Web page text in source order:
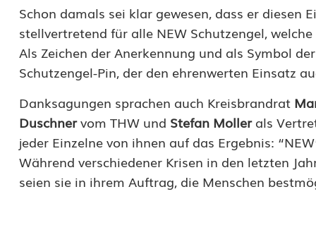
e
r
–
D
e
i
n
Schon damals sei klar gewesen, dass er diesen
stellvertretend für alle NEW Schutzengel,
Als Zeichen der Anerkennung und als Symbol
Schutzengel-Pin, der den ehrenwerten Einsatz
Danksagungen sprachen auch Kreisbrandrat
Duschnervom THW und Stefan Mollerals
jeder Einzelne von ihnen auf das Ergebnis:
Während verschiedener Krisen in den letzten
seien sie in ihrem Auftrag, die Menschen